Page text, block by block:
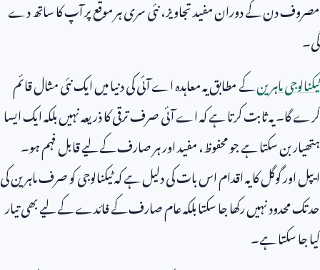
مصروف دن کے دوران مفید تجاویز، نئی سری ہر موقع پر آپ کا ساتھ دے
گی۔
ٹیکنالوجی ماہرینکے مطابق یہ معاہدہ اے آئی کی دنیا میں ایک نئی مثال قائم
کرے گا۔ یہ ثابت کرتا ہے کہ اے آئی صرف ترقی کا ذریعہ نہیں بلکہ ایک ایسا
ہتھیار بن سکتا ہے جو محفوظ، مفید اور ہر صارف کے لیے قابل فہم ہو۔
ایپل اور گوگل کا یہ اقدام اس بات کی دلیل ہے کہ ٹیکنالوجی کو صرف ماہرین کی
حد تک محدود نہیں رکھا جا سکتا بلکہ عام صارف کے فائدے کے لیے بھی تیار
کیا جا سکتا ہے۔